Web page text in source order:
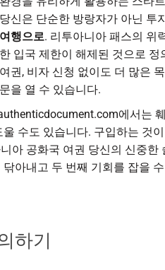
당신은 단순한 방랑자가 아닌 투
여행으로. 리투아니아 패스의 위
한 입국 제한이 해제된 것으로 정
여권, 비자 신청 없이도 더 많은
문을 열 수 있습니다.
에서는
울 수도 있습니다. 구입하는 것
아 공화국 여권 당신의 신중한
닦아내고 두 번째 기회를 잡을
하기